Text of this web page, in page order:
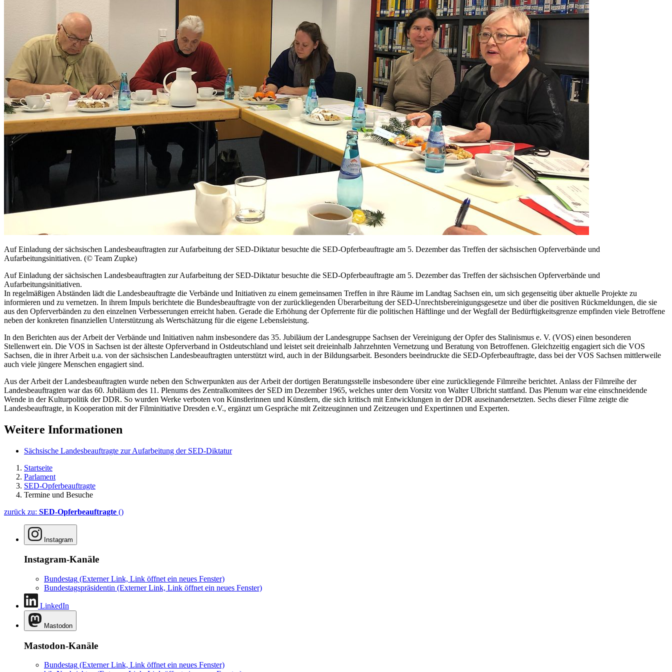
Auf Einladung der sächsischen Landesbeauftragten zur Aufarbeitung der SED-Diktatur besuchte die SED-Opferbeauftragte am 5. Dezember das Treffen der sächsischen Opferverbände und
Aufarbeitungsinitiativen. (© Team Zupke)
Auf Einladung der sächsischen Landesbeauftragten zur Aufarbeitung der SED-Diktatur besuchte die SED-Opferbeauftragte am 5. Dezember das Treffen der sächsischen Opferverbände und
Aufarbeitungsinitiativen.
In regelmäßigen Abständen lädt die Landesbeauftragte die Verbände und Initiativen zu einem gemeinsamen Treffen in ihre Räume im Landtag Sachsen ein, um sich gegenseitig über aktuelle Projekte zu
informieren und zu vernetzen. In ihrem Impuls berichtete die Bundesbeauftragte von der zurückliegenden Überarbeitung der SED-Unrechtsbereinigungsgesetze und über die positiven Rückmeldungen, die sie
aus den Opferverbänden zu den einzelnen Verbesserungen erreicht haben. Gerade die Erhöhung der Opferrente für die politischen Häftlinge und der Wegfall der Bedürftigkeitsgrenze empfinden viele Betroffene
neben der konkreten finanziellen Unterstützung als Wertschätzung für die eigene Lebensleistung.
In den Berichten aus der Arbeit der Verbände und Initiativen nahm insbesondere das 35. Jubiläum der Landesgruppe Sachsen der Vereinigung der Opfer des Stalinismus e. V. (VOS) einen besonderen
Stellenwert ein. Die VOS in Sachsen ist der älteste Opferverband in Ostdeutschland und leistet seit dreieinhalb Jahrzehnten Vernetzung und Beratung von Betroffenen. Gleichzeitig engagiert sich die VOS
Sachsen, die in ihrer Arbeit u.a. von der sächsischen Landesbeauftragten unterstützt wird, auch in der Bildungsarbeit. Besonders beeindruckte die SED-Opferbeauftragte, dass bei der VOS Sachsen mittlerweile
auch viele jüngere Menschen engagiert sind.
Aus der Arbeit der Landesbeauftragten wurde neben den Schwerpunkten aus der Arbeit der dortigen Beratungsstelle insbesondere über eine zurückliegende Filmreihe berichtet. Anlass der Filmreihe der
Landesbeauftragten war das 60. Jubiläum des 11. Plenums des Zentralkomitees der SED im Dezember 1965, welches unter dem Vorsitz von Walter Ulbricht stattfand. Das Plenum war eine einschneidende
Wende in der Kulturpolitik der DDR. So wurden Werke verboten von Künstlerinnen und Künstlern, die sich kritisch mit Entwicklungen in der DDR auseinandersetzten. Sechs dieser Filme zeigte die
Landesbeauftragte, in Kooperation mit der Filminitiative Dresden e.V., ergänzt um Gespräche mit Zeitzeuginnen und Zeitzeugen und Expertinnen und Experten.
Weitere Informationen
Sächsische Landesbeauftragte zur Aufarbeitung der SED-Diktatur
Startseite
Parlament
SED-Opferbeauftragte
Termine und Besuche
zurück zu: SED-Opferbeauftragte ()
Instagram
Instagram-Kanäle
Bundestag (Externer Link, Link öffnet ein neues Fenster)
Bundestagspräsidentin (Externer Link, Link öffnet ein neues Fenster)
LinkedIn
Mastodon
Mastodon-Kanäle
Bundestag (Externer Link, Link öffnet ein neues Fenster)